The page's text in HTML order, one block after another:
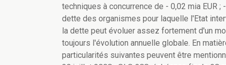
techniques à concurrence de - 0,02 mia EUR ;
dette des organismes pour laquelle l'Etat
la dette peut évoluer assez fortement d'un
toujours l'évolution annuelle globale. En
particularités suivantes peuvent être